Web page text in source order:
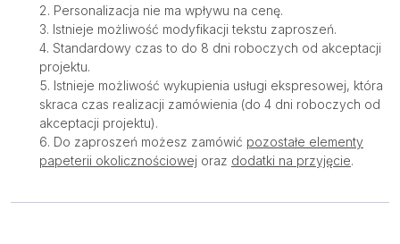
Personalizacja nie ma wpływu na cenę.
Istnieje możliwość modyfikacji tekstu zaproszeń.
Standardowy czas to do 8 dni roboczych od akceptacji
projektu.
Istnieje możliwość wykupienia usługi ekspresowej, która
skraca czas realizacji zamówienia (do 4 dni roboczych od
akceptacji projektu).
Do zaproszeń możesz zamówić pozostałe elementy
papeterii okolicznościowej oraz dodatki na przyjęcie.